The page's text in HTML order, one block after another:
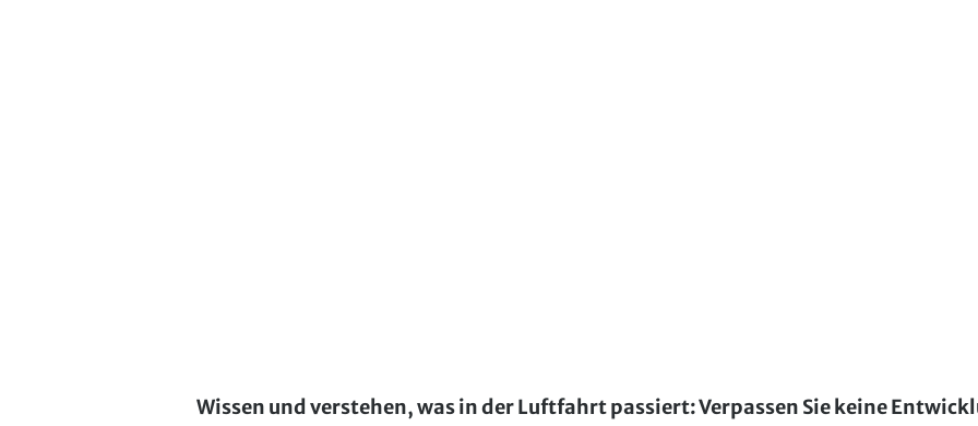
Wissen und verstehen, was in der Luftfahrt passiert: Verpassen Sie keine